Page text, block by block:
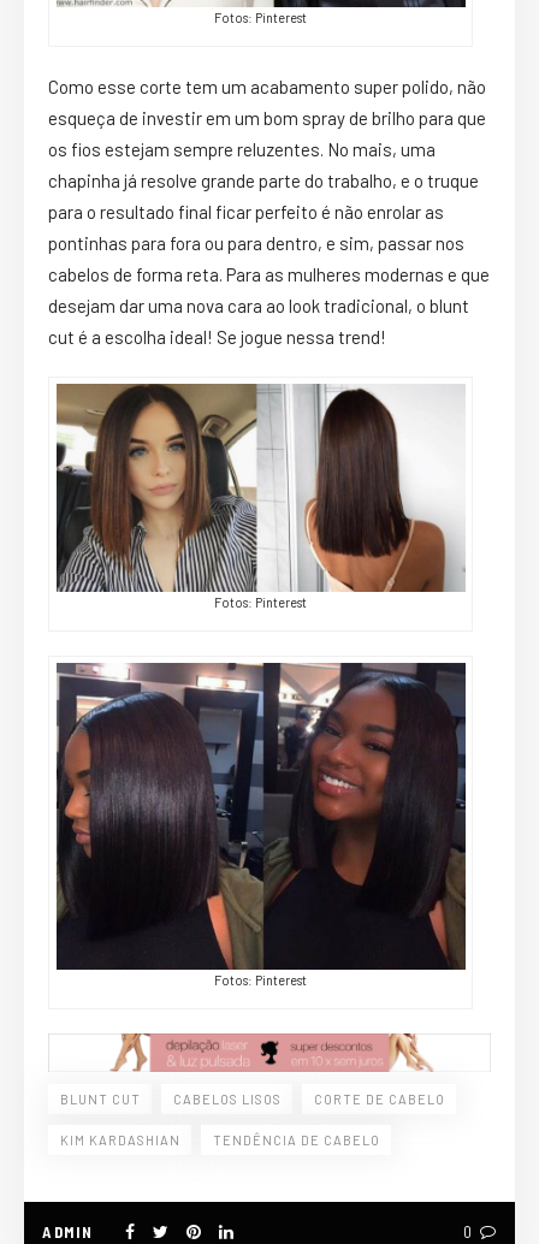
Fotos: Pinterest
Como esse corte tem um acabamento super polido, não
esqueça de investir em um bom spray de brilho para que
os fios estejam sempre reluzentes. No mais, uma
chapinha já resolve grande parte do trabalho, e o truque
para o resultado final ficar perfeito é não enrolar as
pontinhas para fora ou para dentro, e sim, passar nos
cabelos de forma reta. Para as mulheres modernas e que
desejam dar uma nova cara ao look tradicional, o blunt
cut é a escolha ideal! Se jogue nessa trend!
Fotos: Pinterest
Fotos: Pinterest
BLUNT CUT CABELOS LISOS CORTE DE CABELO
KIM KARDASHIAN TENDÊNCIA DE CABELO
ADMIN 0